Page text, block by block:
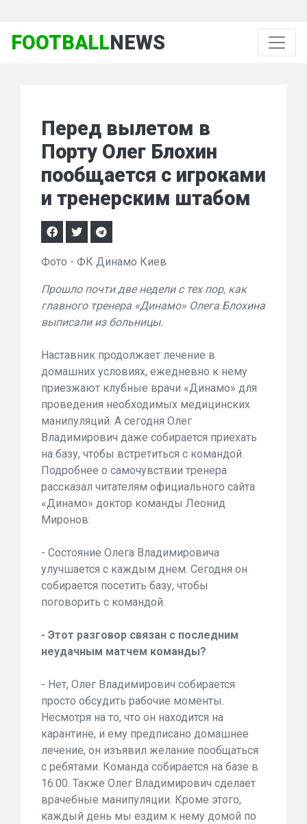
FOOTBALLNEWS
Перед вылетом в
Порту Олег Блохин
пообщается с игроками
и тренерским штабом
Фото - ФК Динамо Киев
Прошло почти две недели с тех пор, как
главного тренера «Динамо» Олега Блохина
выписали из больницы.
Наставник продолжает лечение в
домашних условиях, ежедневно к нему
приезжают клубные врачи «Динамо» для
проведения необходимых медицинских
манипуляций. А сегодня Олег
Владимирович даже собирается приехать
на базу, чтобы встретиться с командой.
Подробнее о самочувствии тренера
рассказал читателям официального сайта
«Динамо» доктор команды Леонид
Миронов:
- Состояние Олега Владимировича
улучшается с каждым днем. Сегодня он
собирается посетить базу, чтобы
поговорить с командой.
- Этот разговор связан с последним
неудачным матчем команды?
- Нет, Олег Владимирович собирается
просто обсудить рабочие моменты.
Несмотря на то, что он находится на
карантине, и ему предписано домашнее
лечение, он изъявил желание пообщаться
с ребятами. Команда собирается на базе в
16.00. Также Олег Владимирович сделает
врачебные манипуляции. Кроме этого,
каждый день мы ездим к нему домой по